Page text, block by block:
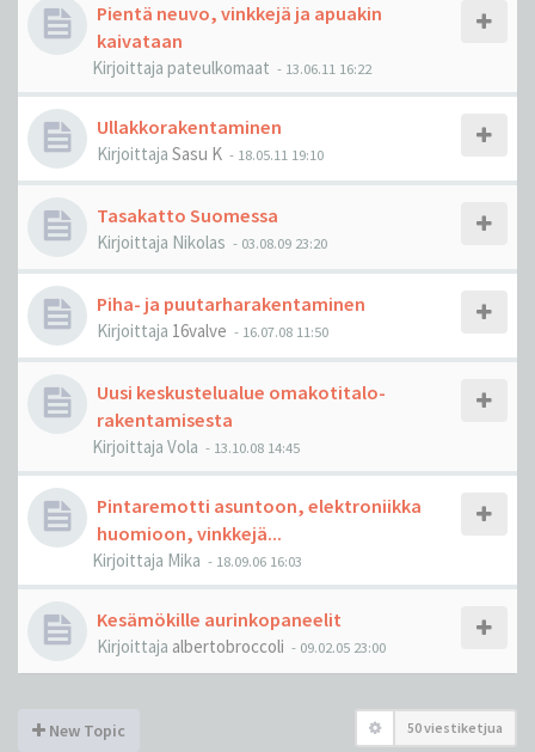
Pientä neuvo, vinkkejä ja apuakin
kaivataan
Kirjoittaja pateulkomaat - 13.06.11 16:22
Ullakkorakentaminen
Kirjoittaja Sasu K - 18.05.11 19:10
Tasakatto Suomessa
Kirjoittaja Nikolas - 03.08.09 23:20
Piha- ja puutarharakentaminen
Kirjoittaja 16valve - 16.07.08 11:50
Uusi keskustelualue omakotitalo-
rakentamisesta
Kirjoittaja Vola - 13.10.08 14:45
Pintaremotti asuntoon, elektroniikka
huomioon, vinkkejä...
Kirjoittaja Mika - 18.09.06 16:03
Kesämökille aurinkopaneelit
Kirjoittaja albertobroccoli - 09.02.05 23:00
New Topic 50 viestiketjua